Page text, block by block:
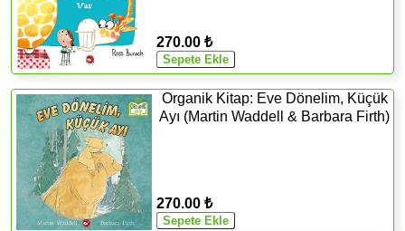
270.00 ₺
Organik Kitap: Eve Dönelim, Küçük
Ayı (Martin Waddell & Barbara Firth)
270.00 ₺